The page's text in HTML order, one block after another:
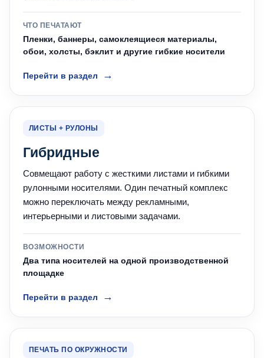
ЧТО ПЕЧАТАЮТ
Пленки, баннеры, самоклеящиеся материалы,
обои, холсты, бэклит и другие гибкие носители
Перейти в раздел
ЛИСТЫ + РУЛОНЫ
Гибридные
Совмещают работу с жесткими листами и гибкими
рулонными носителями. Один печатный комплекс
можно переключать между рекламными,
интерьерными и листовыми задачами.
ВОЗМОЖНОСТИ
Два типа носителей на одной производственной
площадке
Перейти в раздел
ПЕЧАТЬ ПО ОКРУЖНОСТИ